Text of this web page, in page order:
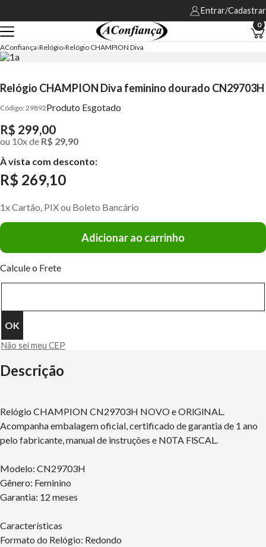
Entrar/Cadastrar
0
AConfiança Relógio Relógio CHAMPION Diva
Relógio CHAMPION Diva feminino dourado CN29703H
29892Produto Esgotado
R$ 299,00
ou 10xde R$ 29,90
À vista com desconto:
R$ 269,10
1x Cartão, PIX ou Boleto Bancário
Adicionar ao carrinho
Calcule o Frete
Não sei meu CEP
Descrição
Relógio CHAMPION CN29703H NOVO e ORlGlNAL.
Acompanha embalagem oficial, certificado de garantia de 1 ano
pelo fabricante, manual de instruções e N0TA FlSCAL.
Modelo: CN29703H
Gênero: Feminino
Garantia: 12 meses
Características
Formato do Relógio: Redondo